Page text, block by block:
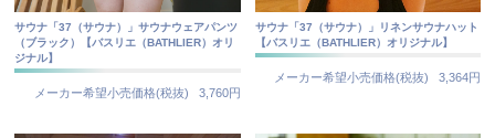
サウナ「37（サウナ）」サウナウェアパンツ
（ブラック）【バスリエ（BATHLIER）オリ
ジナル】
メーカー希望小売価格(税抜) 3,760円
サウナ「37（サウナ）」リネンサウナハット
【バスリエ（BATHLIER）オリジナル】
メーカー希望小売価格(税抜) 3,364円